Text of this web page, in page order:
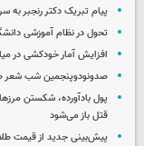
پیام تبریک دکتر رنجبر
تحول در نظام آموزشی
افزایش آمار خودکشی در
صدونودوپنجمین شب شعر
پول بادآورده، شکستن
قتل باز می‌شود
پیش‌بینی جدید از قیمت